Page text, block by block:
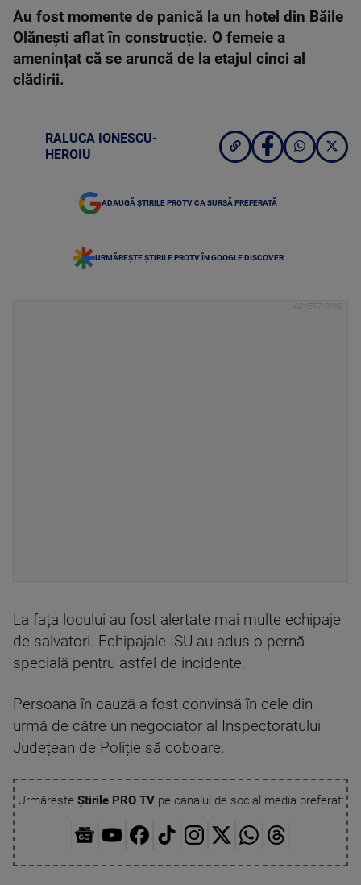
Au fost momente de panică la un hotel din Băile
Olănești aflat în construcție. O femeie a
amenințat că se aruncă de la etajul cinci al
clădirii.
RALUCA IONESCU-
HEROIU
ADAUGĂ ȘTIRILE PROTV CA SURSĂ PREFERATĂ
URMĂREȘTE ȘTIRILE PROTV ÎN GOOGLE DISCOVER
La fața locului au fost alertate mai multe echipaje
de salvatori. Echipajale ISU au adus o pernă
specială pentru astfel de incidente.
Persoana în cauză a fost convinsă în cele din
urmă de către un negociator al Inspectoratului
Județean de Poliție să coboare.
Urmărește Știrile PRO TVpe canalul de social media preferat: